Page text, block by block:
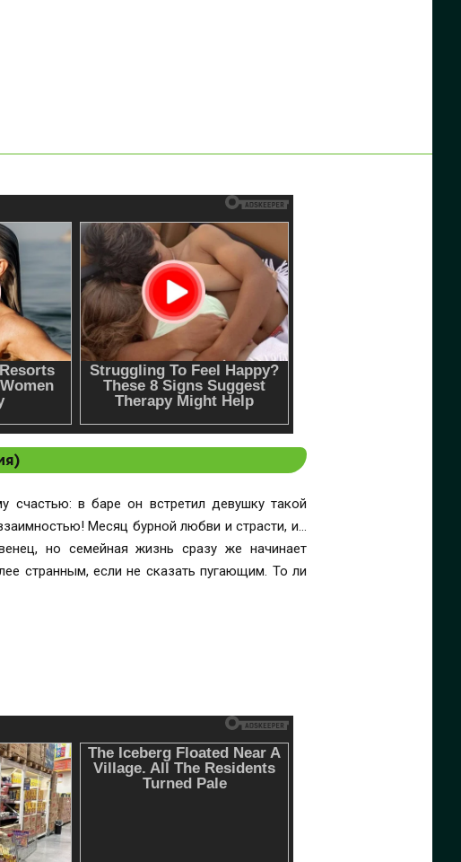
счастью: в баре он встретил девушку такой
Месяц бурной любви и страсти, и…
но семейная жизнь сразу же начинает
странным, если не сказать пугающим. То ли